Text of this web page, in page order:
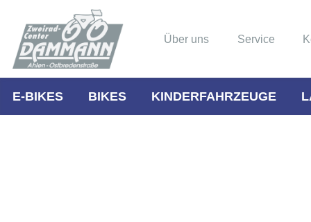
Über uns Service
E-BIKES BIKES KINDERFAHRZEUGE